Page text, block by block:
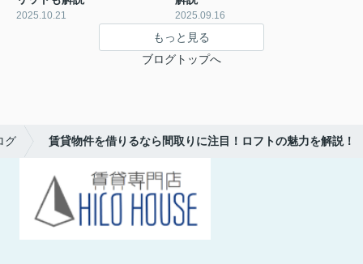
2025.10.21 2025.09.16
もっと見る
ブログトップへ
グ 賃貸物件を借りるなら間取りに注目！ロフトの魅力を解説！